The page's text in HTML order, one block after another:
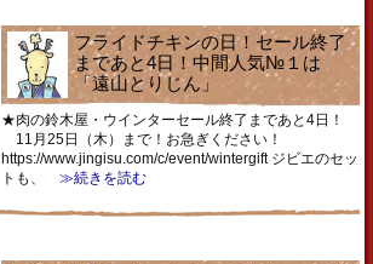
フライドチキンの日！セール終了
まであと4日！中間人気№１は
「遠山とりじん」
★肉の鈴木屋・ウインターセール終了まであと4日！
11月25日（木）まで！お急ぎください！
https://www.jingisu.com/c/event/wintergift ジビエのセッ
トも、
≫続きを読む